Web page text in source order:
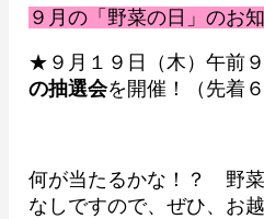
９月の「野菜の日」のお
★９月１９日（木）午前
の抽選会を開催！（先着６
何が当たるかな！？ 野
なしですので、ぜひ、お